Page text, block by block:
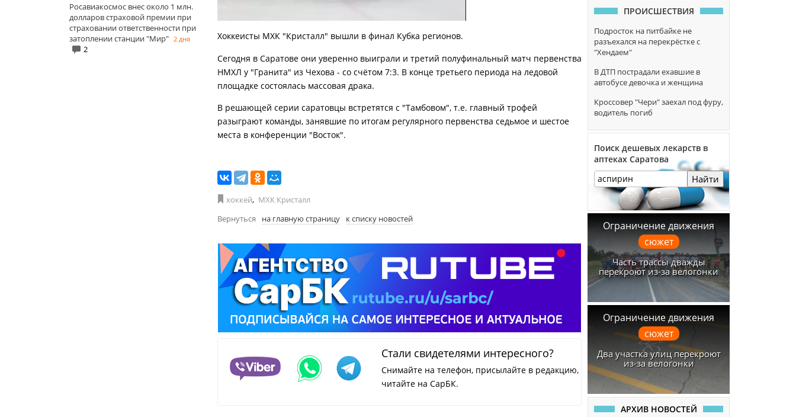
Росавиакосмос внес около 1 млн.
долларов страховой премии при
страховании ответственности при
затоплении станции "Мир" 2 дня
2
Хоккеисты МХК "Кристалл" вышли в финал Кубка регионов.
Сегодня в Саратове они уверенно выиграли и третий полуфинальный матч первенства
НМХЛ у "Гранита" из Чехова - со счётом 7:3. В конце третьего периода на ледовой
площадке состоялась массовая драка.
В решающей серии саратовцы встретятся с "Тамбовом", т.е. главный трофей
разыграют команды, занявшие по итогам регулярного первенства седьмое и шестое
места в конференции "Восток".
хоккей, МХК Кристалл
Вернуться
на главную страницу к списку новостей
Стали свидетелями интересного?
Снимайте на телефон, присылайте в редакцию,
читайте на СарБК.
ПРОИСШЕСТВИЯ
Подросток на питбайке не
разъехался на перекрёстке с
"Хендаем"
В ДТП пострадали ехавшие в
автобусе девочка и женщина
Кроссовер "Чери" заехал под фуру,
водитель погиб
Поиск дешевых лекарств в
аптеках Саратова
Найти
Ограничение движения
сюжет
Часть трассы дважды
перекроют из-за велогонки
Ограничение движения
сюжет
Два участка улиц перекроют
из-за велогонки
АРХИВ НОВОСТЕЙ